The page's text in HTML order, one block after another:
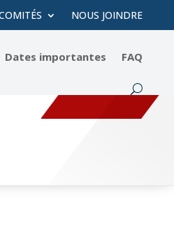
NOUS JOINDRE
Dates importantes FAQ